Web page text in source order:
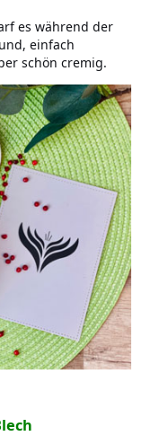
es während der
einfach
schön cremig.